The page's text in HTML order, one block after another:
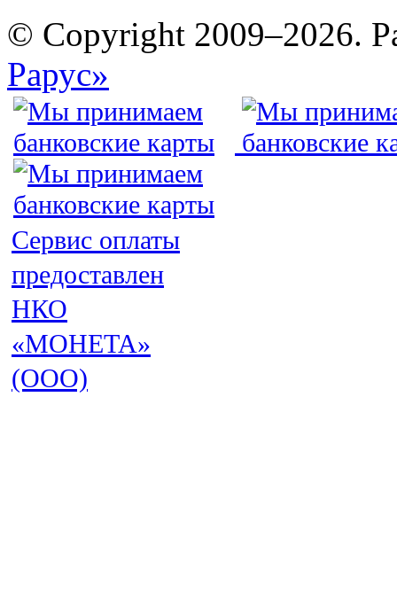
© Copyright 2009–2026.
Рарус»
Сервис оплаты
предоставлен
НКО
«МОНЕТА»
(ООО)